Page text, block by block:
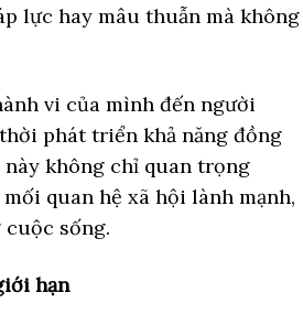
lực hay mâu thuẫn mà không
vi của mình đến người
phát triển khả năng đồng
không chỉ quan trọng
quan hệ xã hội lành mạnh,
sống.
hạn